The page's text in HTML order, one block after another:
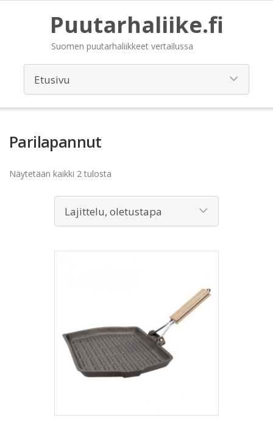
Puutarhaliike.fi
Suomen puutarhaliikkeet vertailussa
Parilapannut
Näytetään kaikki 2 tulosta